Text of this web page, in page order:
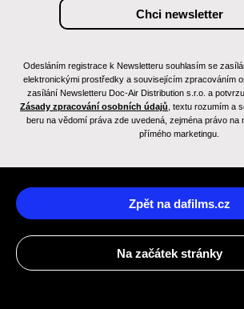
Odesláním registrace k Newsletteru souhlasím se
elektronickými prostředky a souvisejícím zpracováním
zasílání Newsletteru Doc-Air Distribution s.r.o. a
Zásady zpracování osobních údajů , textu rozumím a
beru na vědomí práva zde uvedená, zejména právo na
přímého marketingu.
Zpět na dafilms.cz
Na začátek stránky